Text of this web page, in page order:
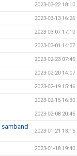
2023-03-22 18:10
2023-03-13 16:26
2023-03-07 17:10
2023-03-01 14:07
2023-02-23 07:45
2023-02-20 14:07
2023-02-19 15:46
2023-02-15 16:30
2023-02-08 20:45
2023-01-21 13:15
2023-01-18 19:40